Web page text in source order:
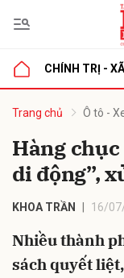
CHÍNH TRỊ - XÃ
Trang chủ Ô tô -
Hàng
di động”,
KHOA TRẦN 16/
Nhiều thành
sách quyết
luận